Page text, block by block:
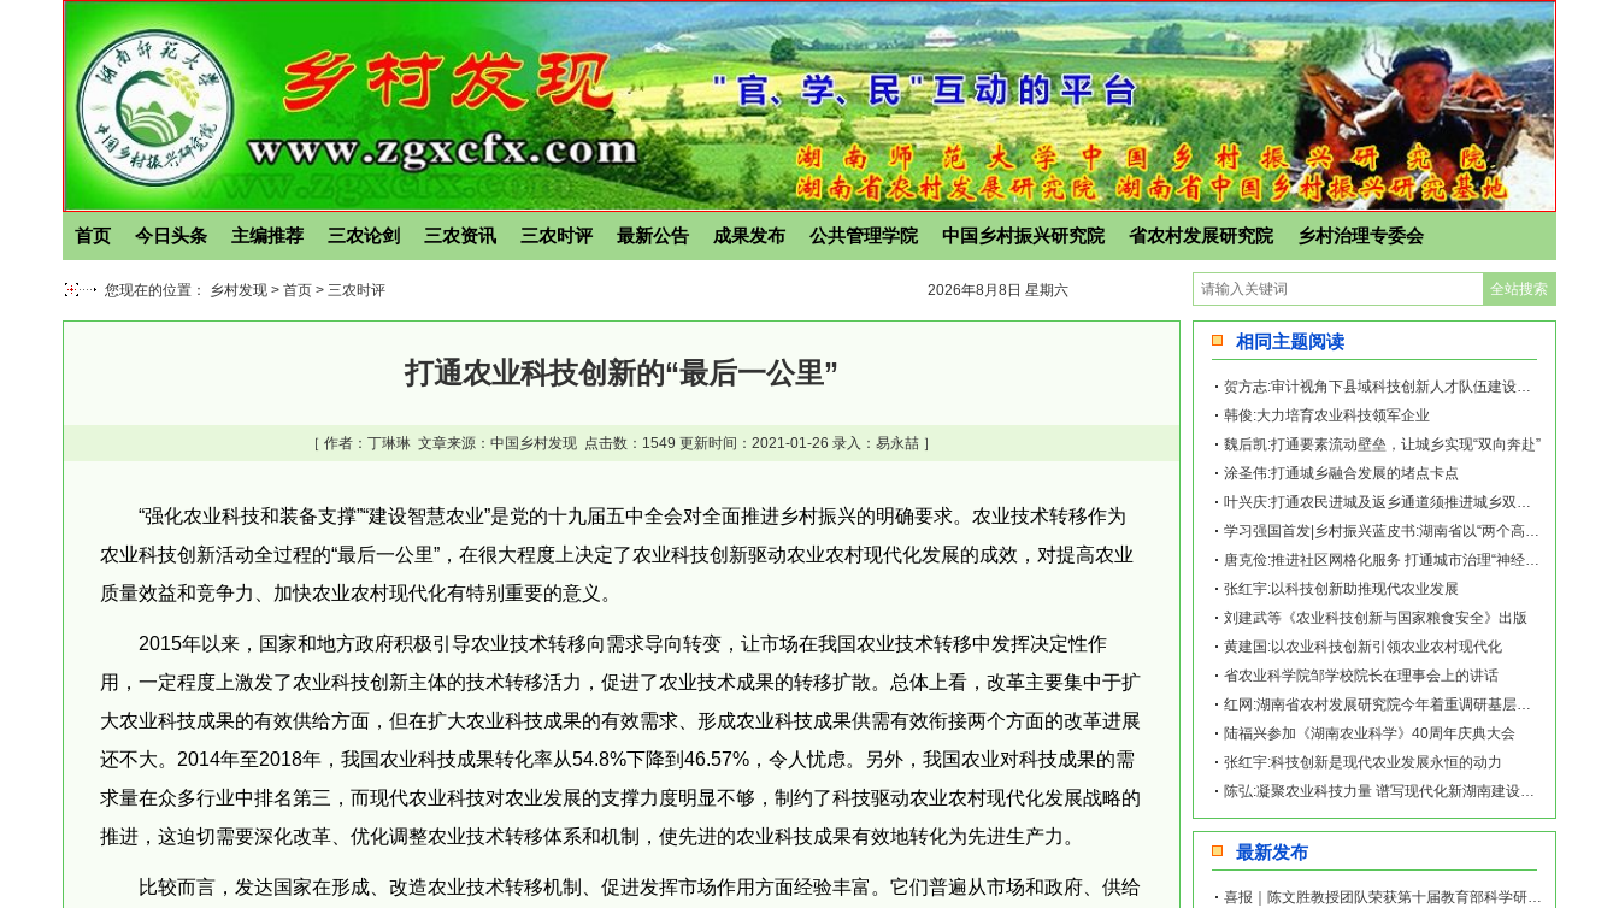
首页 今日头条 主编推荐 三农论剑 三农资讯 三农时评 最新公告 成果发布 公共管理学院 中国乡村振兴研究院 省农村发展研究院 乡村治理专委会
您现在的位置： 乡村发现 > 首页 > 三农时评 2026年8月8日 星期六
打通农业科技创新的“最后一公里”
［ 作者： 丁琳琳文章来源：中国乡村发现 点击数： 1549 更新时间：2021-01-26 录入：易永喆 ］
“强化农业科技和装备支撑”“建设智慧农业”是党的十九届五中全会对全面推进乡村振兴的明确要求。农业技术转移作为
农业科技创新活动全过程的“最后一公里”，在很大程度上决定了农业科技创新驱动农业农村现代化发展的成效，对提高农业
质量效益和竞争力、加快农业农村现代化有特别重要的意义。
2015年以来，国家和地方政府积极引导农业技术转移向需求导向转变，让市场在我国农业技术转移中发挥决定性作
用，一定程度上激发了农业科技创新主体的技术转移活力，促进了农业技术成果的转移扩散。总体上看，改革主要集中于扩
大农业科技成果的有效供给方面，但在扩大农业科技成果的有效需求、形成农业科技成果供需有效衔接两个方面的改革进展
还不大。2014年至2018年，我国农业科技成果转化率从54.8%下降到46.57%，令人忧虑。另外，我国农业对科技成果的需
求量在众多行业中排名第三，而现代农业科技对农业发展的支撑力度明显不够，制约了科技驱动农业农村现代化发展战略的
推进，这迫切需要深化改革、优化调整农业技术转移体系和机制，使先进的农业科技成果有效地转化为先进生产力。
比较而言，发达国家在形成、改造农业技术转移机制、促进发挥市场作用方面经验丰富。它们普遍从市场和政府、供给
相同主题阅读
贺方志:审计视角下县域科技创新人才队伍建设路径探索
韩俊:大力培育农业科技领军企业
魏后凯:打通要素流动壁垒，让城乡实现“双向奔赴”
涂圣伟:打通城乡融合发展的堵点卡点
叶兴庆:打通农民进城及返乡通道须推进城乡双向开放
学习强国首发|乡村振兴蓝皮书:湖南省以“两个高地”建设为依托，农业科技创新能力持
唐克俭:推进社区网格化服务 打通城市治理“神经末梢”
张红宇:以科技创新助推现代农业发展
刘建武等《农业科技创新与国家粮食安全》出版
黄建国:以农业科技创新引领农业农村现代化
省农业科学院邹学校院长在理事会上的讲话
红网:湖南省农村发展研究院今年着重调研基层农业科技服务
陆福兴参加《湖南农业科学》40周年庆典大会
张红宇:科技创新是现代农业发展永恒的动力
陈弘:凝聚农业科技力量 谱写现代化新湖南建设乡村振兴灿烂篇章
最新发布
喜报｜陈文胜教授团队荣获第十届教育部科学研究优秀成果奖（人文社会科学）